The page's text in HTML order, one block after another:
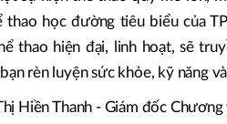
học đường tiêu biểu của
thao hiện đại, linh hoạt, sẽ
rèn luyện sức khỏe, kỹ năng
Hiền Thanh - Giám đốc